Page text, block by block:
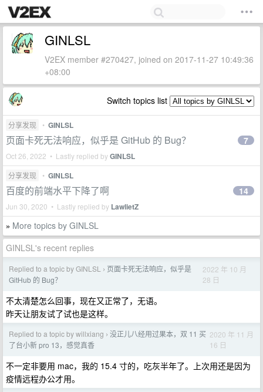
GINLSL
V2EX member #270427, joined on 2017-11-27 10:49:36
+08:00
Switch topics list
分享发现 • GINLSL
页面卡死无法响应，似乎是 GitHub 的 Bug？
Oct 26, 2022 • Lastly replied byGINLSL
7
分享发现 • GINLSL
百度的前端水平下降了啊
Jun 30, 2020 • Lastly replied by LawlietZ
14
» More topics by GINLSL
GINLSL's recent replies
Replied to a topic by GINLSL › 页面卡死无法响应，似乎是
GitHub 的 Bug？
2022 年 10 月
28 日
不太清楚怎么回事，现在又正常了，无语。
昨天让朋友试了试也是这样。
Replied to a topic by willxiang › 没正儿八经用过果本，双 11 买
了台小新 pro 13，感觉真香
2020 年 11 月
16 日
不一定非要用 mac，我的 15.4 寸的，吃灰半年了。上次用还是因为
疫情远程办公才用。